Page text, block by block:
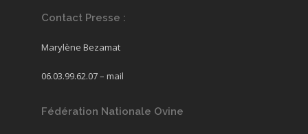
Contact Presse :
Marylène Bezamat
06.03.99.62.07 – mail
Fédération Nationale Ovine